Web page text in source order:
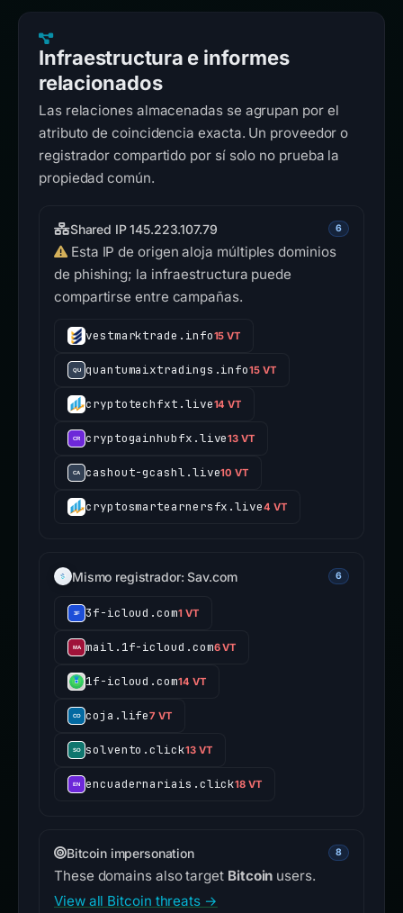
Infraestructura e informes
relacionados
Las relaciones almacenadas se agrupan por el
atributo de coincidencia exacta. Un proveedor o
registrador compartido por sí solo no prueba la
propiedad común.
Shared IP 145.223.107.79 6
Esta IP de origen aloja múltiples dominios
de phishing; la infraestructura puede
compartirse entre campañas.
vestmarktrade.info15 VT
quantumaixtradings.info15 VT
cryptotechfxt.live14 VT
cryptogainhubfx.live13 VT
cashout-gcashl.live10 VT
cryptosmartearnersfx.live4 VT
Mismo registrador: Sav.com 6
3f-icloud.com1 VT
mail.1f-icloud.com6 VT
1f-icloud.com14 VT
coja.life7 VT
solvento.click13 VT
encuadernariais.click18 VT
Bitcoin impersonation 8
These domains also target Bitcoin users.
View all Bitcoin threats →